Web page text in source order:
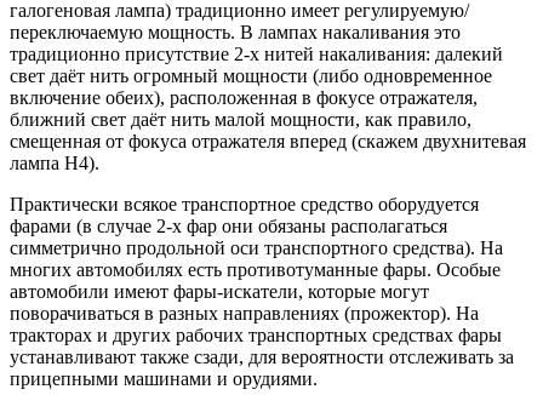
галогеновая лампа) традиционно имеет регулируемую/
переключаемую мощность. В лампах накаливания это
традиционно присутствие 2-х нитей накаливания: далекий
свет даёт нить огромный мощности (либо одновременное
включение обеих), расположенная в фокусе отражателя,
ближний свет даёт нить малой мощности, как правило,
смещенная от фокуса отражателя вперед (скажем двухнитевая
лампа H4).
Практически всякое транспортное средство оборудуется
фарами (в случае 2-х фар они обязаны располагаться
симметрично продольной оси транспортного средства). На
многих автомобилях есть противотуманные фары. Особые
автомобили имеют фары-искатели, которые могут
поворачиваться в разных направлениях (прожектор). На
тракторах и других рабочих транспортных средствах фары
устанавливают также сзади, для вероятности отслеживать за
прицепными машинами и орудиями.